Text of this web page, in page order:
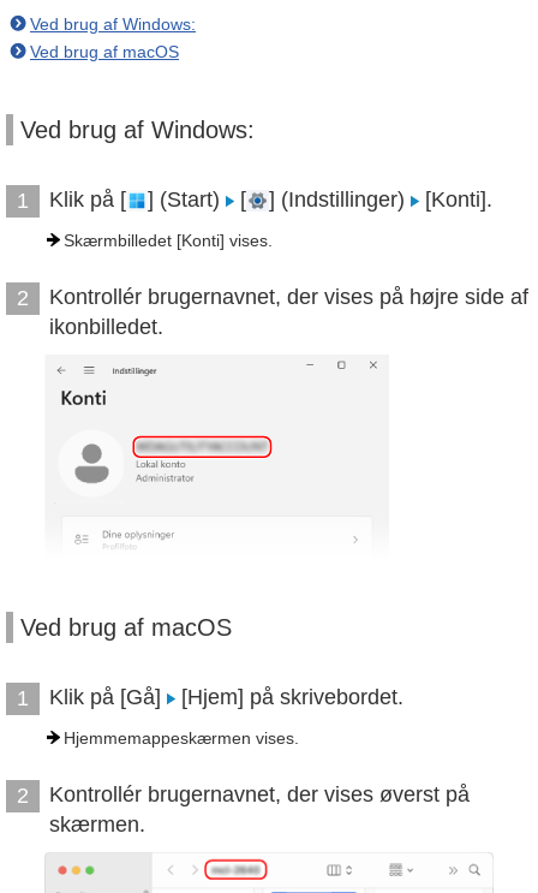
Ved brug af Windows:
Ved brug af macOS
Ved brug af Windows:
1 Klik på [ ] (Start) [ ] (Indstillinger) [Konti].
Skærmbilledet [Konti] vises.
2
Kontrollér brugernavnet, der vises på højre side af
ikonbilledet.
Ved brug af macOS
1 Klik på [Gå] [Hjem] på skrivebordet.
Hjemmemappeskærmen vises.
2
Kontrollér brugernavnet, der vises øverst på
skærmen.